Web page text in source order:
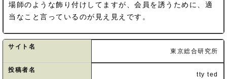
場師のような飾り付けしてますが、会員を誘うために、適
当なこと言っているのが見え見えです。
サイト名
東京総合研究所
投稿者名
tty ted